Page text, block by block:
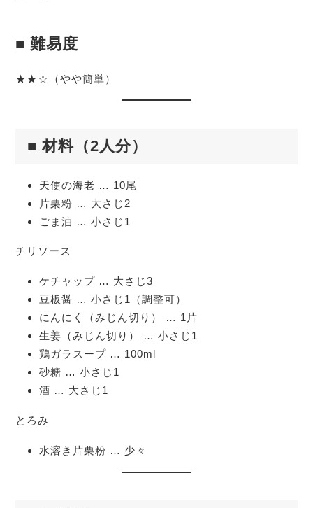
■ 難易度
★★☆（やや簡単）
■ 材料（2人分）
天使の海老 … 10尾
片栗粉 … 大さじ2
ごま油 … 小さじ1
チリソース
ケチャップ … 大さじ3
豆板醤 … 小さじ1（調整可）
にんにく（みじん切り） … 1片
生姜（みじん切り） … 小さじ1
鶏ガラスープ … 100ml
砂糖 … 小さじ1
酒 … 大さじ1
とろみ
水溶き片栗粉 … 少々